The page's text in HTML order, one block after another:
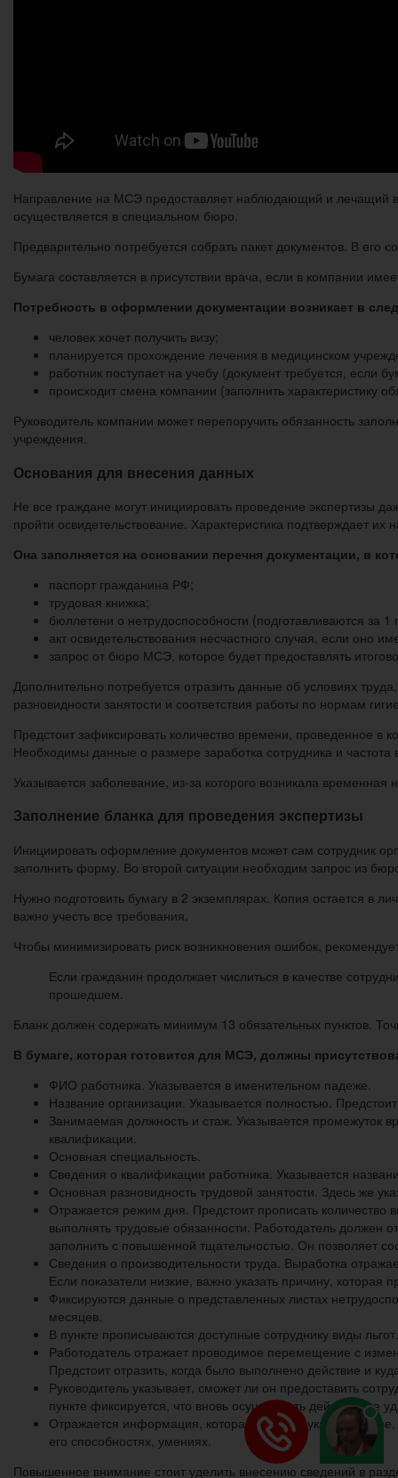
Направление на МСЭ предоставляет наблюдающий и лечащий
осуществляется в специальном бюро.
Предварительно потребуется собрать пакет документов. В его
Бумага составляется в присутствии врача, если в компании
Потребность в оформлении документации возникает в
человек хочет получить визу;
планируется прохождение лечения в медицинском
работник поступает на учебу (документ требуется, если
происходит смена компании (заполнить характеристику
Руководитель компании может перепоручить обязанность
учреждения.
Основания для внесения данных
Не все граждане могут инициировать проведение экспертизы
пройти освидетельствование. Характеристика подтверждает их
Она заполняется на основании перечня документации, в
паспорт гражданина РФ;
трудовая книжка;
бюллетени о нетрудоспособности (подготавливаются за 1
акт освидетельствования несчастного случая, если оно
запрос от бюро МСЭ, которое будет предоставлять
Дополнительно потребуется отразить данные об условиях
разновидности занятости и соответствия работы по нормам
Предстоит зафиксировать количество времени, проведенное
Необходимы данные о размере заработка сотрудника и
Указывается заболевание, из-за которого возникала временная
Заполнение бланка для проведения экспертизы
Инициировать оформление документов может сам сотрудник
заполнить форму. Во второй ситуации необходим запрос из
Нужно подготовить бумагу в 2 экземплярах. Копия остается в
важно учесть все требования.
Чтобы минимизировать риск возникновения ошибок,
Если гражданин продолжает числиться в качестве
прошедшем.
Бланк должен содержать минимум 13 обязательных пунктов.
В бумаге, которая готовится для МСЭ, должны
ФИО работника. Указывается в именительном падеже.
Название организации. Указывается полностью.
Занимаемая должность и стаж. Указывается промежуток
квалификации.
Основная специальность.
Сведения о квалификации работника. Указывается
Основная разновидность трудовой занятости. Здесь же
Отражается режим дня. Предстоит прописать
выполнять трудовые обязанности. Работодатель должен
заполнить с повышенной тщательностью. Он позволяет
Сведения о производительности труда. Выработка
Если показатели низкие, важно указать причину, которая
Фиксируются данные о представленных листах
месяцев.
В пункте прописываются доступные сотруднику виды
Работодатель отражает проводимое перемещение с
Предстоит отразить, когда было выполнено действие и
Руководитель указывает, сможет ли он предоставить
пункте фиксируется, что вновь осуществить действие не
Отражается информация, которая не была указана
его способностях, умениях.
Повышенное внимание стоит уделить внесению сведений в